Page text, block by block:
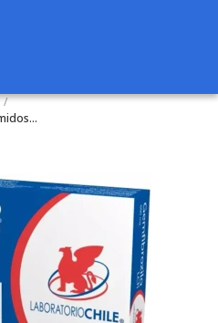
/
Gemfibrozilo (B) 600mg x20Comprimidos Recubiertos